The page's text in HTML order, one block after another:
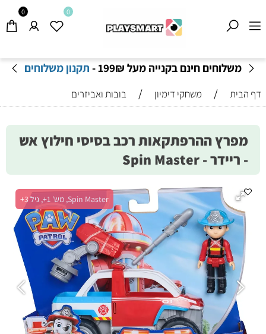
משלוחים חינם בקנייה מעל 199 ₪
- תקנון משלוחים
0 0
דף הבית / משחקי דימיון / בובות ואביזרים
מפרץ ההרפתקאות רכב בסיסי חילוץ אש
- ריידר - Spin Master
Spin Master, מש' 1+, גיל 3+